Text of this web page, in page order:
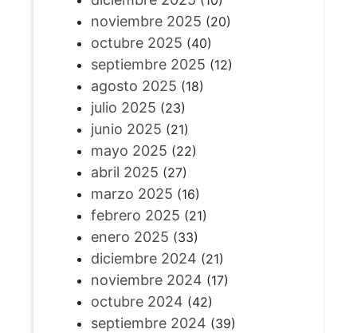
noviembre 2025 (20)
octubre 2025 (40)
septiembre 2025 (12)
agosto 2025 (18)
julio 2025 (23)
junio 2025 (21)
mayo 2025 (22)
abril 2025 (27)
marzo 2025 (16)
febrero 2025 (21)
enero 2025 (33)
diciembre 2024 (21)
noviembre 2024 (17)
octubre 2024 (42)
septiembre 2024 (39)